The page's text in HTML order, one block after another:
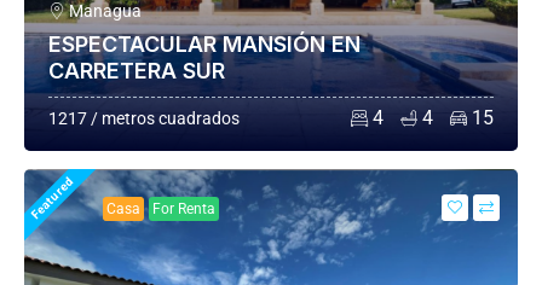
Managua
ESPECTACULAR MANSIÓN EN
CARRETERA SUR
1217 / metros cuadrados 4 4 15
Featured Casa For Renta